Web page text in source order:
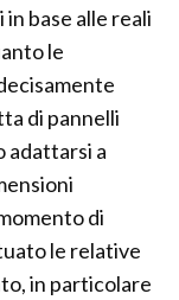
base alle reali
le
di pannelli
adattarsi a
di
le relative
in particolare